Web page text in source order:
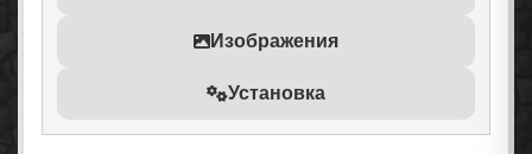
Изображения
Установка